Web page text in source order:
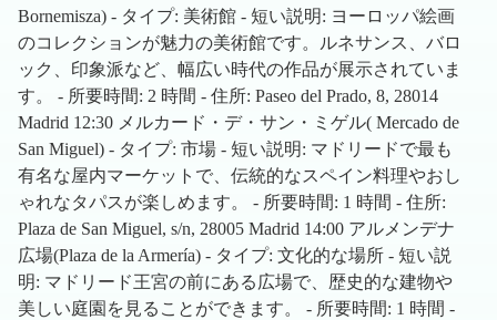
Bornemisza) - タイプ: 美術館 - 短い説明: ヨーロッパ絵画
のコレクションが魅力の美術館です。ルネサンス、バロ
ック、印象派など、幅広い時代の作品が展示されていま
す。 - 所要時間: 2 時間 - 住所: Paseo del Prado, 8, 28014
Madrid 12:30 メルカード・デ・サン・ミゲル( Mercado de
San Miguel) - タイプ: 市場 - 短い説明: マドリードで最も
有名な屋内マーケットで、伝統的なスペイン料理やおし
ゃれなタパスが楽しめます。 - 所要時間: 1 時間 - 住所:
Plaza de San Miguel, s/n, 28005 Madrid 14:00 アルメンデナ
広場(Plaza de la Armería) - タイプ: 文化的な場所 - 短い説
明: マドリード王宮の前にある広場で、歴史的な建物や
美しい庭園を見ることができます。 - 所要時間: 1 時間 -